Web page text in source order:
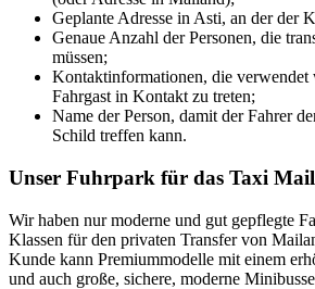
Geplante Adresse in Asti, an der der
Genaue Anzahl der Personen, die
müssen;
Kontaktinformationen, die verwendet
Fahrgast in Kontakt zu treten;
Name der Person, damit der Fahrer
Schild treffen kann.
Unser Fuhrpark für das Taxi
Wir haben nur moderne und gut gepflegte
Klassen für den privaten Transfer von
Kunde kann Premiummodelle mit einem
und auch große, sichere, moderne